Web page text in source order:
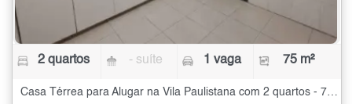
2 quartos - suíte 1 vaga 75 m²
Casa Térrea para Alugar na Vila Paulistana com 2 quartos - 75 m²